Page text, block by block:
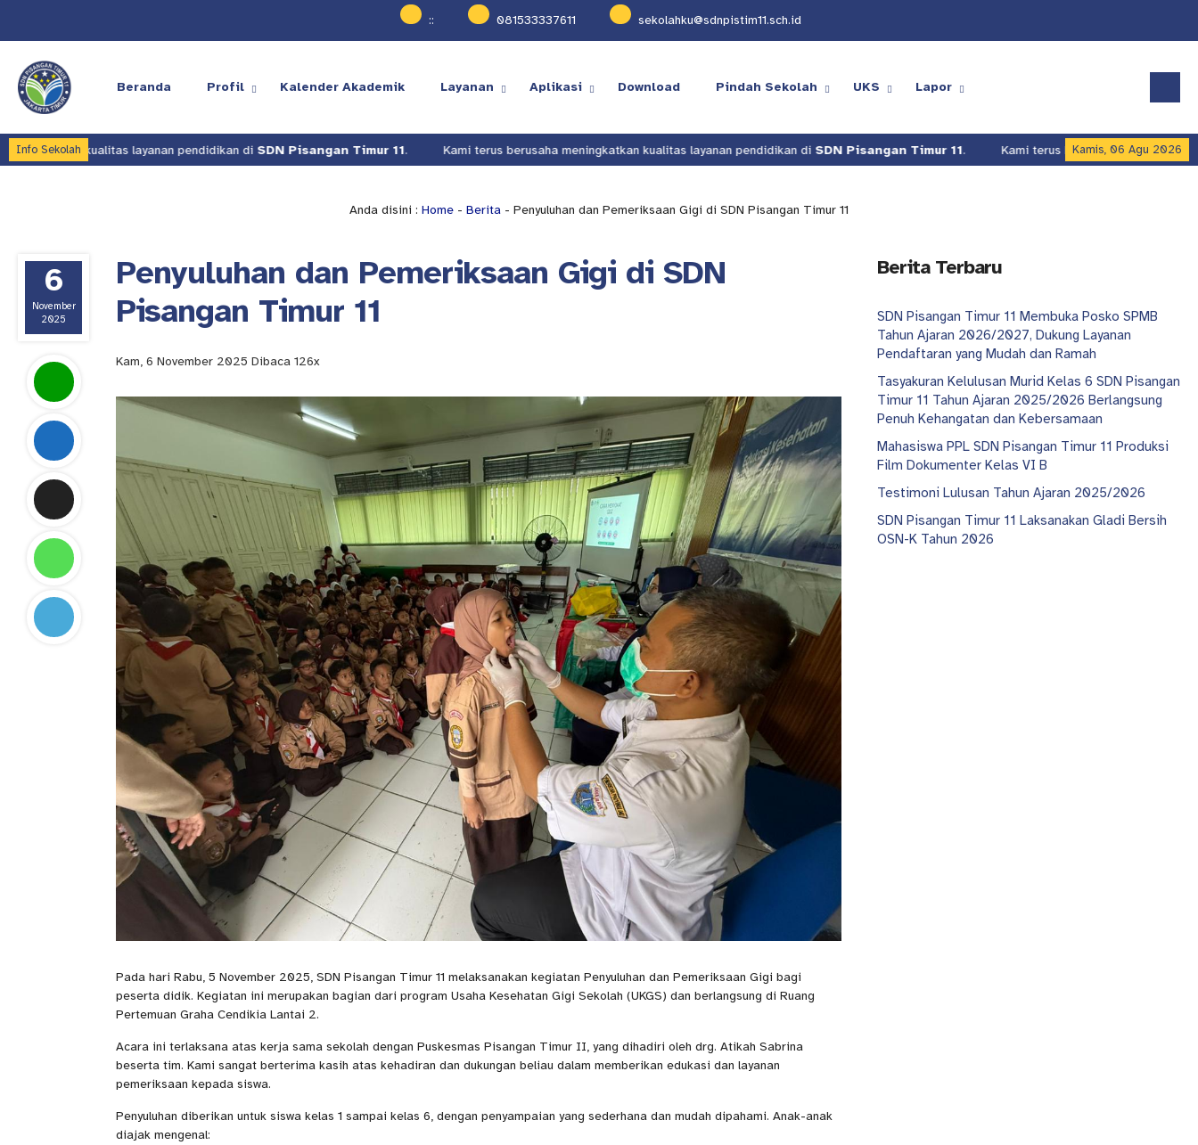
:: 081533337611 sekolahku@sdnpistim11.sch.id
Beranda Profil Kalender Akademik Layanan Aplikasi Download Pindah Sekolah UKS Lapor
Info Sekolah Kamis, 06 Agu 2026
layanan pendidikan diSDN Pisangan Timur 11. Kami terus berusaha meningkatkan kualitas layanan pendidikan diSDN Pisangan Timur 11. Kami terus berusaha meningkatkan kualitas layanan
Anda disini : Home - Berita - Penyuluhan dan Pemeriksaan Gigi di SDN Pisangan Timur 11
6
November
2025
Penyuluhan dan Pemeriksaan Gigi di SDN
Pisangan Timur 11
Kam, 6 November 2025 Dibaca 126x
Pada hari Rabu, 5 November 2025, SDN Pisangan Timur 11 melaksanakan kegiatan Penyuluhan dan Pemeriksaan Gigi bagi
peserta didik. Kegiatan ini merupakan bagian dari program Usaha Kesehatan Gigi Sekolah (UKGS) dan berlangsung di Ruang
Pertemuan Graha Cendikia Lantai 2.
Acara ini terlaksana atas kerja sama sekolah dengan Puskesmas Pisangan Timur II, yang dihadiri oleh drg. Atikah Sabrina
beserta tim. Kami sangat berterima kasih atas kehadiran dan dukungan beliau dalam memberikan edukasi dan layanan
pemeriksaan kepada siswa.
Penyuluhan diberikan untuk siswa kelas 1 sampai kelas 6, dengan penyampaian yang sederhana dan mudah dipahami. Anak-anak
diajak mengenal:
Berita Terbaru
SDN Pisangan Timur 11 Membuka Posko SPMB
Tahun Ajaran 2026/2027, Dukung Layanan
Pendaftaran yang Mudah dan Ramah
Tasyakuran Kelulusan Murid Kelas 6 SDN Pisangan
Timur 11 Tahun Ajaran 2025/2026 Berlangsung
Penuh Kehangatan dan Kebersamaan
Mahasiswa PPL SDN Pisangan Timur 11 Produksi
Film Dokumenter Kelas VI B
Testimoni Lulusan Tahun Ajaran 2025/2026
SDN Pisangan Timur 11 Laksanakan Gladi Bersih
OSN-K Tahun 2026